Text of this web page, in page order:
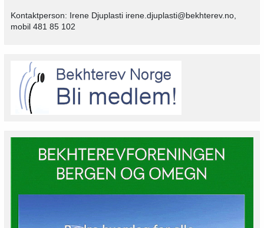
Kontaktperson: Irene Djuplasti irene.djuplasti@bekhterev.no,
mobil 481 85 102